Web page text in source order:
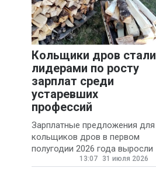
Кольщики дров стали
лидерами по росту
зарплат среди
устаревших
профессий
Зарплатные предложения для
кольщиков дров в первом
полугодии 2026 года выросли
на 58% - 62 тысяч рублей в
13:07 31 июля 2026